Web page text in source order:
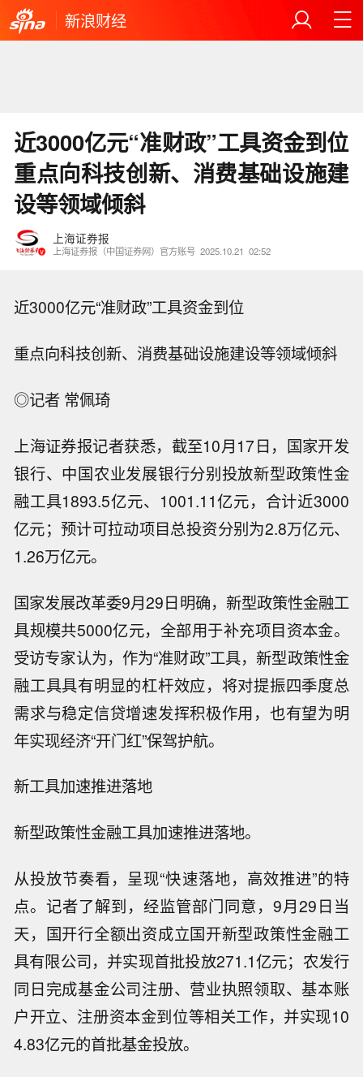
新浪财经
近3000亿元“准财政”工具资金到位
重点向科技创新、消费基础设施建
设等领域倾斜
上海证券报
上海证券报（中国证券网）官方账号 2025.10.21 02:52
近3000亿元“准财政”工具资金到位
重点向科技创新、消费基础设施建设等领域倾斜
◎记者 常佩琦
上海证券报记者获悉，截至10月17日，国家开发
银行、中国农业发展银行分别投放新型政策性金
融工具1893.5亿元、1001.11亿元，合计近3000
亿元；预计可拉动项目总投资分别为2.8万亿元、
1.26万亿元。
国家发展改革委9月29日明确，新型政策性金融工
具规模共5000亿元，全部用于补充项目资本金。
受访专家认为，作为“准财政”工具，新型政策性金
融工具具有明显的杠杆效应，将对提振四季度总
需求与稳定信贷增速发挥积极作用，也有望为明
年实现经济“开门红”保驾护航。
新工具加速推进落地
新型政策性金融工具加速推进落地。
从投放节奏看，呈现“快速落地，高效推进”的特
点。记者了解到，经监管部门同意，9月29日当
天，国开行全额出资成立国开新型政策性金融工
具有限公司，并实现首批投放271.1亿元；农发行
同日完成基金公司注册、营业执照领取、基本账
户开立、注册资本金到位等相关工作，并实现10
4.83亿元的首批基金投放。